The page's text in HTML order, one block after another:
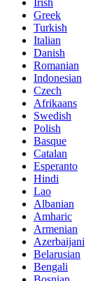
Irish
Greek
Turkish
Italian
Danish
Romanian
Indonesian
Czech
Afrikaans
Swedish
Polish
Basque
Catalan
Esperanto
Hindi
Lao
Albanian
Amharic
Armenian
Azerbaijani
Belarusian
Bengali